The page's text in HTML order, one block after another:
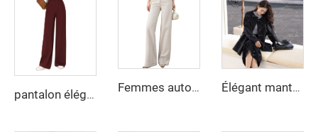
pantalon élégant ajusté pour femme 2025, pantalons longs confortables et décontractés en tissu polaire avec poche élastique, doté d'un logo
Femmes automne rue anti-rides jeans décontractés pantalons évasés à jambes larges manches longues fermeture éclair couleur unie teinture unie Élégant manteau d'hiver matelassé en laine pour femmes avec fermeture en cachemire et décoration logo couleur unie nouvelle collection